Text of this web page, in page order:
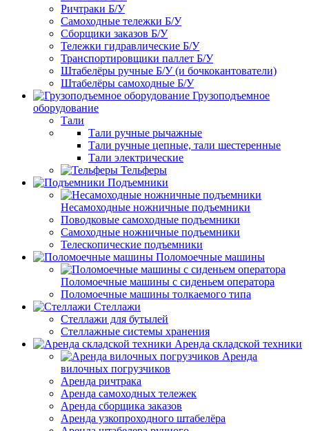
Ричтраки Б/У
Самоходные тележки Б/У
Сборщики заказов Б/У
Тележки гидравлические Б/У
Транспортировщики паллет Б/У
Штабелёры ручные Б/У (и бочкокантователи)
Штабелёры самоходные Б/У
Грузоподъемное
оборудование
Тали
Тали ручные рычажные
Тали ручные цепные, тали шестеренные
Тали электрические
Тельферы
Подъемники
Несамоходные ножничные подъемники
Поводковые самоходные подъемники
Самоходные ножничные подъемники
Телескопические подъемники
Поломоечные машины
Поломоечные машины с сиденьем оператора
Поломоечные машины толкаемого типа
Стеллажи
Стеллажи для бутылей
Стеллажные системы хранения
Аренда складской техники
Аренда
вилочных погрузчиков
Аренда ричтрака
Аренда самоходных тележек
Аренда сборщика заказов
Аренда узкопроходного штабелёра